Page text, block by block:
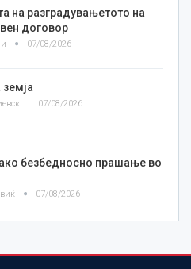
на разградувањетото на
договор
07/08/2026
Златко Теодосиевски 07/08/2026
безбедносно прашање во
07/08/2026